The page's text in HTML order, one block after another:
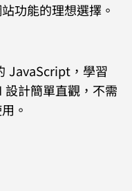
功能的理想選擇。
JavaScript，學習
計簡單直觀，不需
。